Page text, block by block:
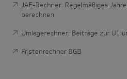
JAE-Rechner: Regelmäßiges
berechnen
Umlagerechner: Beiträge zur U1
Fristenrechner BGB